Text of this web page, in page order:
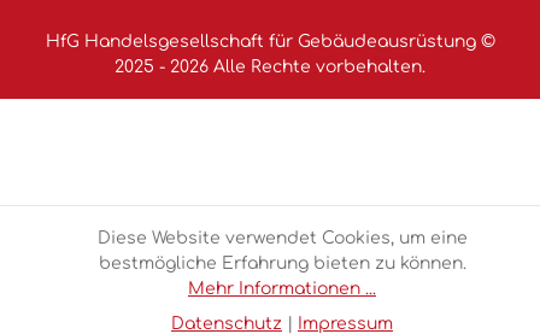
HfG Handelsgesellschaft für Gebäudeausrüstung ©
2025 - 2026 Alle Rechte vorbehalten.
Diese Website verwendet Cookies, um eine
bestmögliche Erfahrung bieten zu können.
Mehr Informationen ...
Datenschutz
Impressum